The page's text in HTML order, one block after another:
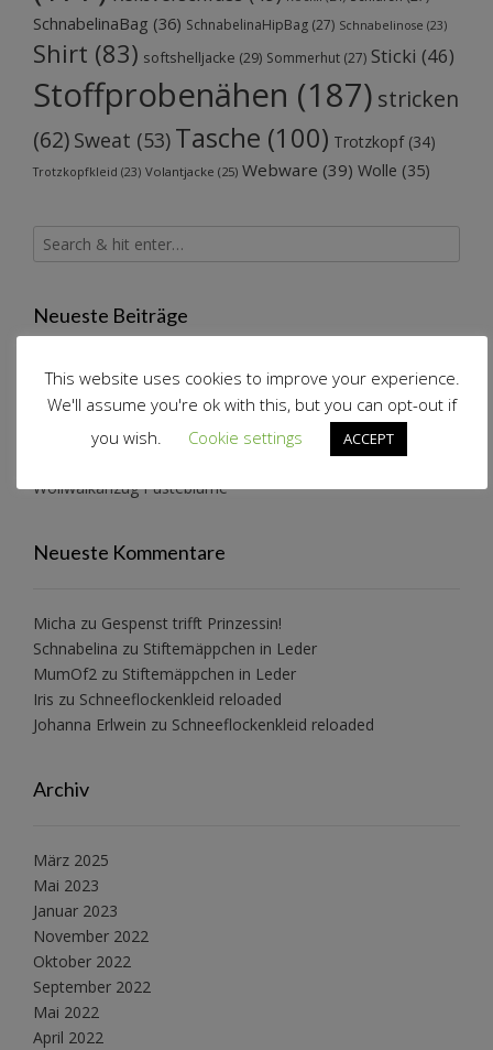
SchnabelinaBag (36) SchnabelinaHipBag (27) Schnabelinose (23)
Shirt (83) softshelljacke (29) Sommerhut (27) Sticki (46)
Stoffprobenähen (187) stricken
(62) Sweat (53) Tasche (100) Trotzkopf(34)
Trotzkopfkleid (23) Volantjacke (25) Webware (39) Wolle (35)
Neueste Beiträge
Schneeflockenkleid reloaded
Konzertkleidung
Katzenwollkleid
Wollwalkanzug Pusteblume
Neueste Kommentare
Micha zu Gespenst trifft Prinzessin!
Schnabelina zu Stiftemäppchen in Leder
MumOf2 zu Stiftemäppchen in Leder
Iris zu Schneeflockenkleid reloaded
Johanna Erlwein zu Schneeflockenkleid reloaded
Archiv
März 2025
Mai 2023
Januar 2023
November 2022
Oktober 2022
September 2022
Mai 2022
April 2022
This website uses cookies to improve your experience.
We'll assume you're ok with this, but you can opt-out if
you wish.
Cookie settings ACCEPT